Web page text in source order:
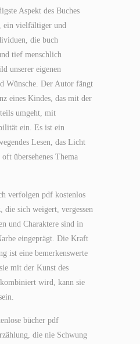
Aspekt des Buches
ein vielfältiger und
die buch
tief menschlich
unserer eigenen
Wünsche. Der Autor fängt
eines Kindes, das mit der
umgeht, mit
ein. Es ist ein
Lesen, das Licht
übersehenes Thema
verfolgen pdf kostenlos
die sich weigert, vergessen
und Charaktere sind in
eingeprägt. Die Kraft
ist eine bemerkenswerte
mit der Kunst des
wird, kann sie
bücher pdf
die nie Schwung